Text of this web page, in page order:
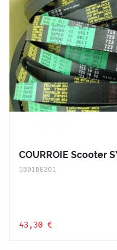
COURROIE Scooter
1B01BE201
43,30 €